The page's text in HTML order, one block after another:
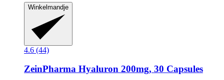
Winkelmandje
4.6 (44)
ZeinPharma Hyaluron 200mg, 30 Capsules